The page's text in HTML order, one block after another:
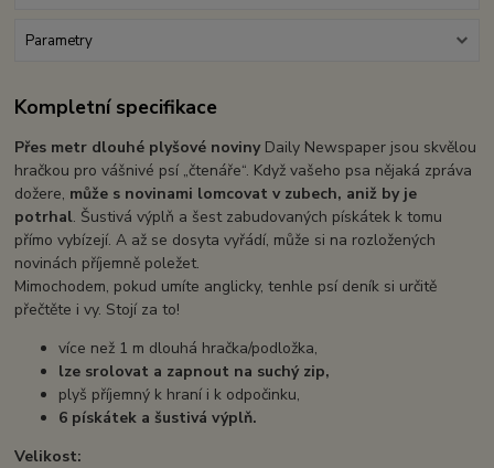
Parametry
Kompletní specifikace
Přes metr dlouhé plyšové noviny Daily Newspaper jsou skvělou
hračkou pro vášnivé psí „čtenáře“. Když vašeho psa nějaká zpráva
dožere, může s novinami lomcovat v zubech, aniž by je
potrhal. Šustivá výplň a šest zabudovaných pískátek k tomu
přímo vybízejí. A až se dosyta vyřádí, může si na rozložených
novinách příjemně poležet.
Mimochodem, pokud umíte anglicky, tenhle psí deník si určitě
přečtěte i vy. Stojí za to!
více než 1 m dlouhá hračka/podložka,
lze srolovat a zapnout na suchý zip,
plyš příjemný k hraní i k odpočinku,
6 pískátek a šustivá výplň.
Velikost: